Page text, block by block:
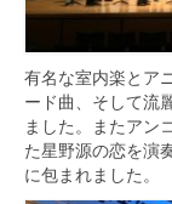
有名な室内楽とア
ード曲、 そして流
ました。
またアン
た星野源の恋を演
に包まれました。